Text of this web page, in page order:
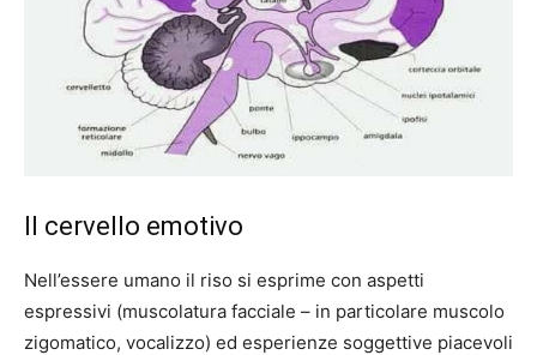
Il cervello emotivo
Nell’essere umano il riso si esprime con aspetti
espressivi (muscolatura facciale – in particolare muscolo
zigomatico, vocalizzo) ed esperienze soggettive piacevoli